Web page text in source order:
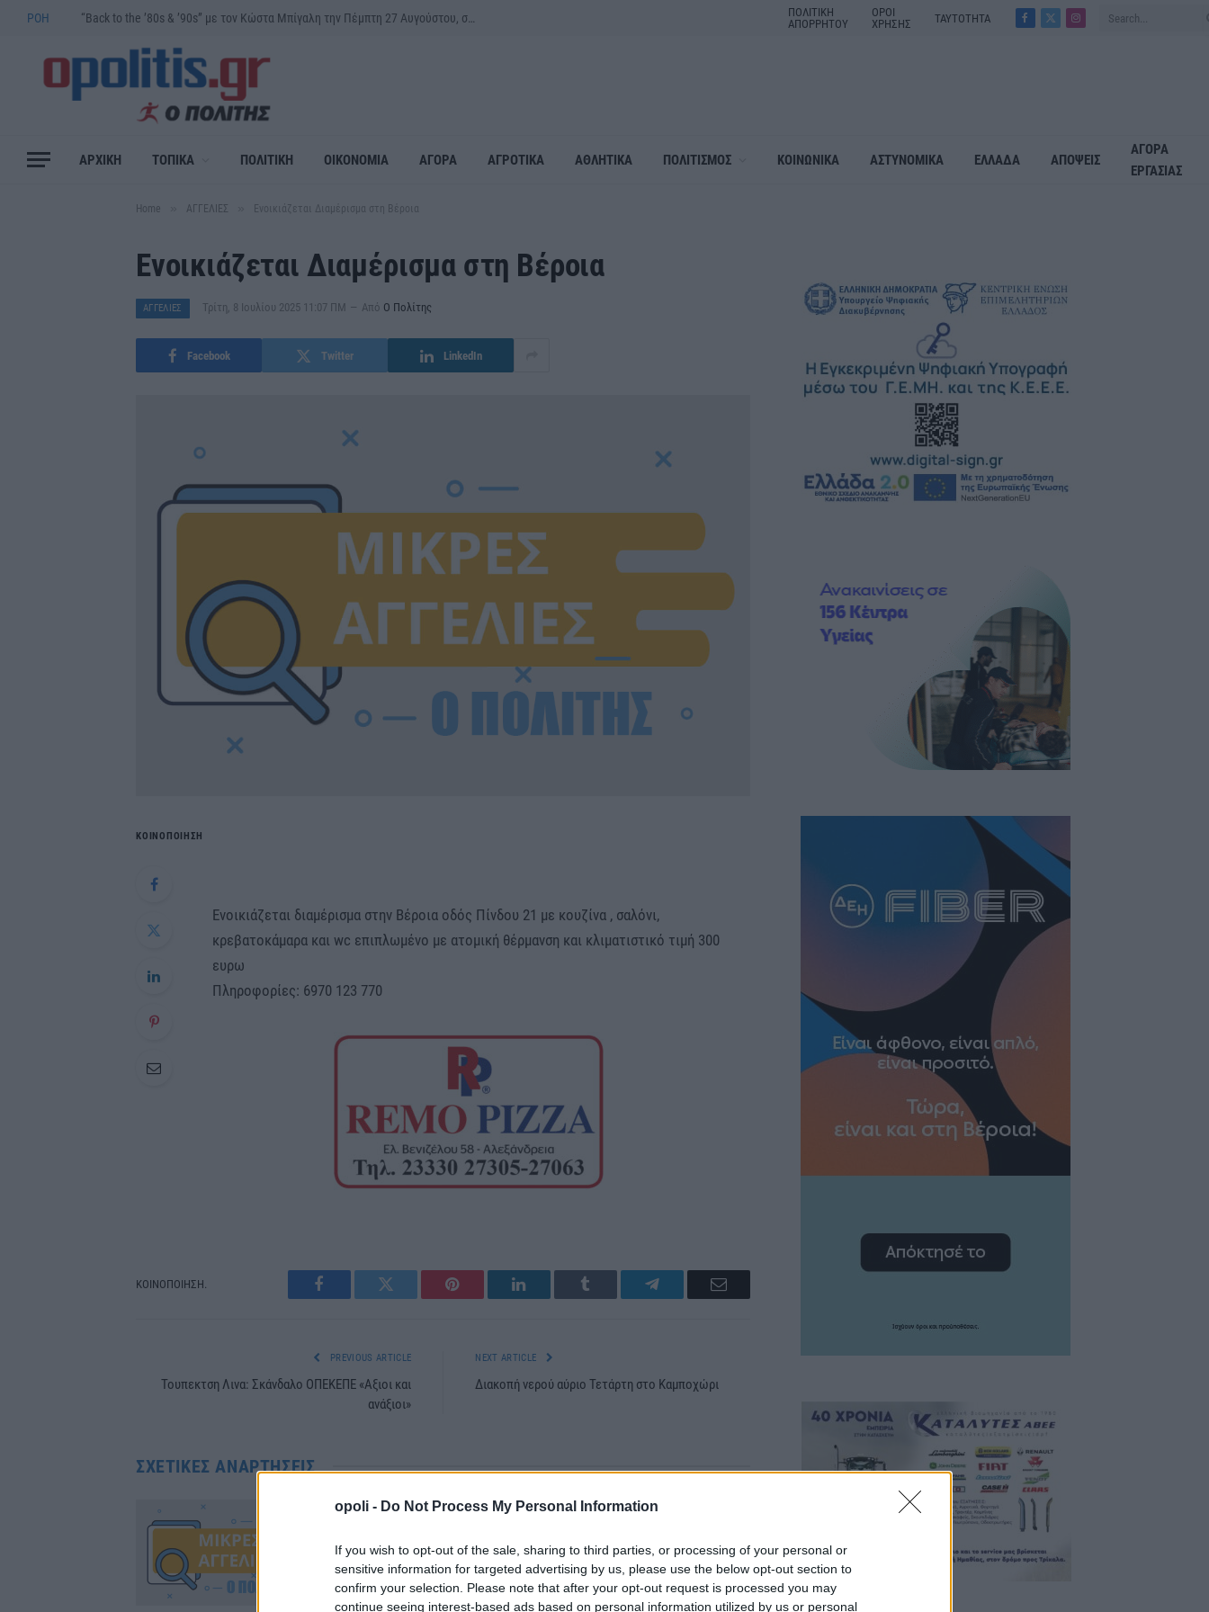
opoli - Do Not Process My Personal Information
If you wish to opt-out of the sale, sharing to third parties, or processing of your personal or
sensitive information for targeted advertising by us, please use the below opt-out section to
confirm your selection. Please note that after your opt-out request is processed you may
continue seeing interest-based ads based on personal information utilized by us or personal
ΡΟΗ
ΠΟΛΙΤΙΚΗ
ΑΠΟΡΡΗΤΟΥ
ΟΡΟΙ
ΧΡΗΣΗΣ
ΤΑΥΤΟΤΗΤΑ
Facebook
X
Instagram
ΑΡΧΙΚΗ ΤΟΠΙΚΑ ΠΟΛΙΤΙΚΗ ΟΙΚΟΝΟΜΙΑ ΑΓΟΡΑ ΑΓΡΟΤΙΚΑ ΑΘΛΗΤΙΚΑ ΠΟΛΙΤΙΣΜΟΣ ΚΟΙΝΩΝΙΚΑ ΑΣΤΥΝΟΜΙΚΑ ΕΛΛΑΔΑ ΑΠΟΨΕΙΣ
ΑΓΟΡΑ
ΕΡΓΑΣΙΑΣ
Home ΑΓΓΕΛΙΕΣ Ενοικιάζεται Διαμέρισμα στη Βέροια
Ενοικιάζεται Διαμέρισμα στη Βέροια
ΑΓΓΕΛΙΕΣ Τρίτη, 8 Ιουλίου 2025 11:07 ΠΜ Από Ο Πολίτης
Facebook Twitter LinkedIn
ΚΟΙΝΟΠΟΙΗΣΗ
Ενοικιάζεται διαμέρισμα στην Βέροια οδός Πίνδου 21 με κουζίνα , σαλόνι,
κρεβατοκάμαρα και wc επιπλωμένο με ατομική θέρμανση και κλιματιστικό τιμή 300
ευρω
Πληροφορίες: 6970 123 770
ΚΟΙΝΟΠΟΙΗΣΗ.
Facebook Twitter Pinterest LinkedIn Tumblr Telegram Email
PREVIOUS ARTICLE
Τουπεκτση Λινα: Σκάνδαλο ΟΠΕΚΕΠΕ «Αξιοι και
ανάξιοι»
NEXT ARTICLE
Διακοπή νερού αύριο Τετάρτη στο Καμποχώρι
ΣΧΕΤΙΚΈΣ ΑΝΑΡΤΉΣΕΙΣ